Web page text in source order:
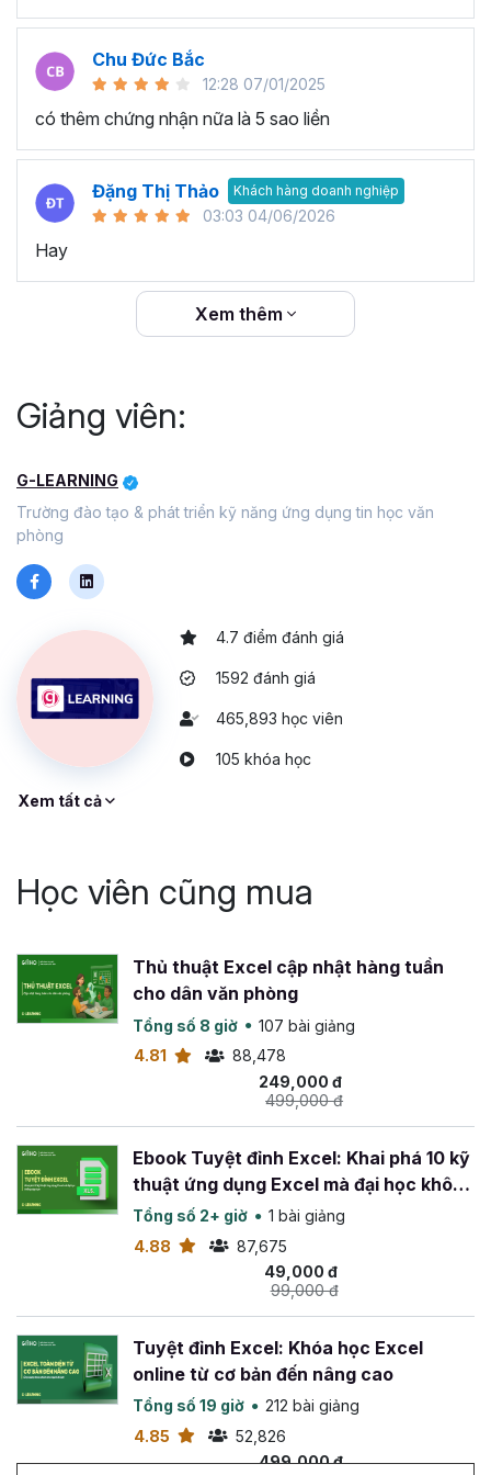
Chu Đức Bắc
12:28 07/01/2025
có thêm chứng nhận nữa là 5 sao liền
Đặng Thị Thảo Khách hàng doanh nghiệp
03:03 04/06/2026
Hay
Xem thêm
Giảng viên:
G-LEARNING
Trường đào tạo & phát triển kỹ năng ứng dụng tin học văn
phòng
4.7 điểm đánh giá
1592 đánh giá
465,893 học viên
105 khóa học
Xem tất cả
Học viên cũng mua
Thủ thuật Excel cập nhật hàng tuần
cho dân văn phòng
Tổng số 8 giờ
107 bài giảng
4.81
88,478
249,000 đ
499,000 đ
Ebook Tuyệt đỉnh Excel: Khai phá 10 kỹ
thuật ứng dụng Excel mà đại học không
dạy bạn
Tổng số 2+ giờ
1 bài giảng
4.88
87,675
49,000 đ
99,000 đ
Tuyệt đỉnh Excel: Khóa học Excel
online từ cơ bản đến nâng cao
Tổng số 19 giờ
212 bài giảng
4.85
52,826
499,000 đ